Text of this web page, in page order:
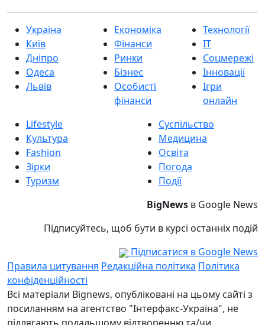
Україна
Київ
Дніпро
Одеса
Львів
Економіка
Фінанси
Ринки
Бізнес
Особисті
фінанси
Технології
IT
Соцмережі
Інновації
Ігри
онлайн
Lifestyle
Культура
Fashion
Зірки
Туризм
Суспільство
Медицина
Освіта
Погода
Події
BigNews в Google News
Підписуйтесь, щоб бути в курсі останніх подій
Підписатися в Google News
Правила цитування Редакційна політика Політика
конфіденційності
Всі матеріали Bignews, опубліковані на цьому сайті з
посиланням на агентство "Інтерфакс-Україна", не